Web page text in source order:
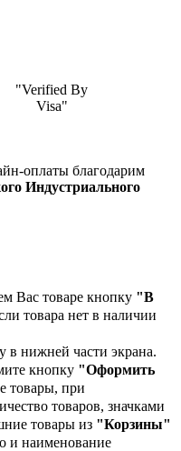
"Verified By
Visa"
оплаты благодарим
Индустриального
Вас товаре кнопку "В
товара нет в наличии
в нижней части экрана.
кнопку "Оформить
товары, при
товаров, значками
товары из "Корзины"
и наименование